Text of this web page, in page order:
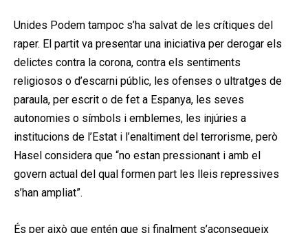
Unides Podem tampoc s’ha salvat de les crítiques del
raper. El partit va presentar una iniciativa per derogar els
delictes contra la corona, contra els sentiments
religiosos o d’escarni públic, les ofenses o ultratges de
paraula, per escrit o de fet a Espanya, les seves
autonomies o símbols i emblemes, les injúries a
institucions de l’Estat i l’enaltiment del terrorisme, però
Hasel considera que “no estan pressionant i amb el
govern actual del qual formen part les lleis repressives
s’han ampliat”.
És per això que entén que si finalment s’aconsegueix